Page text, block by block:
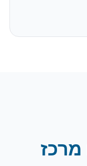
מרכז